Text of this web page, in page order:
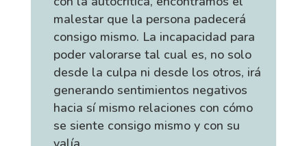
malestar que la persona padecerá
consigo mismo. La incapacidad para
poder valorarse tal cual es, no solo
desde la culpa ni desde los otros, irá
generando sentimientos negativos
hacia sí mismo relaciones con cómo
se siente consigo mismo y con su